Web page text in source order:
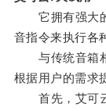
它拥有强大的
音指令来执行各
与传统音箱相
根据用户的需求
首先，艾可云